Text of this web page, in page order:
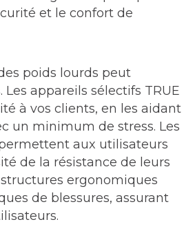
et le confort de
poids lourds peut
appareils sélectifs TRUE
à vos clients, en les aidant
un minimum de stress. Les
aux utilisateurs
de la résistance de leurs
ergonomiques
de blessures, assurant